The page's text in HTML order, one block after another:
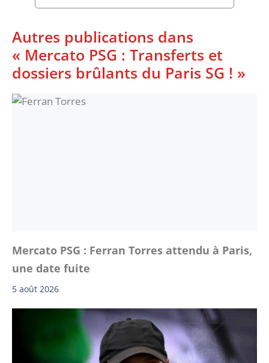
Autres publications dans
« Mercato PSG : Transferts et
dossiers brûlants du Paris SG ! »
Mercato PSG : Ferran Torres attendu à Paris,
une date fuite
5 août 2026